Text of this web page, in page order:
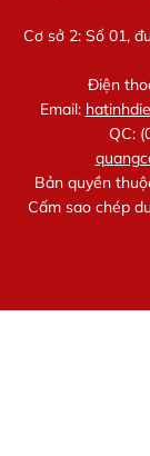
Cơ sở 2: Số 01,
Điện
Email:
QC:
Bản quyền
Cấm sao chép